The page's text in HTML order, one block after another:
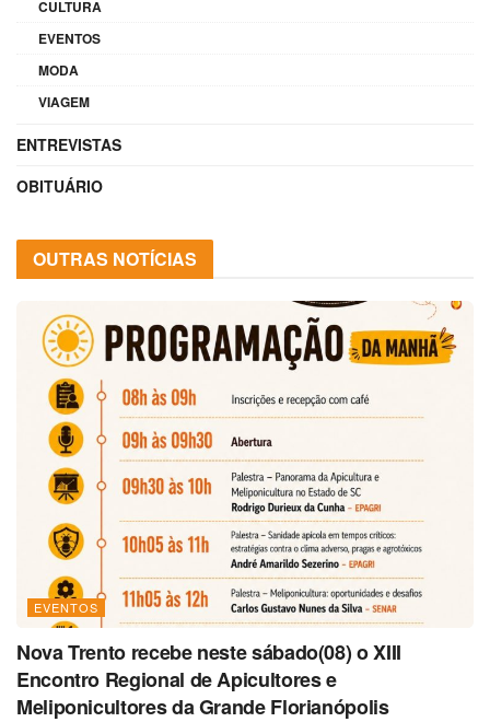
CULTURA
EVENTOS
MODA
VIAGEM
ENTREVISTAS
OBITUÁRIO
OUTRAS NOTÍCIAS
EVENTOS
Nova Trento recebe neste sábado(08) o XIII
Encontro Regional de Apicultores e
Meliponicultores da Grande Florianópolis